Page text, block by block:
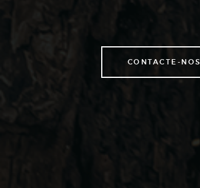
CONTACTE-NOS